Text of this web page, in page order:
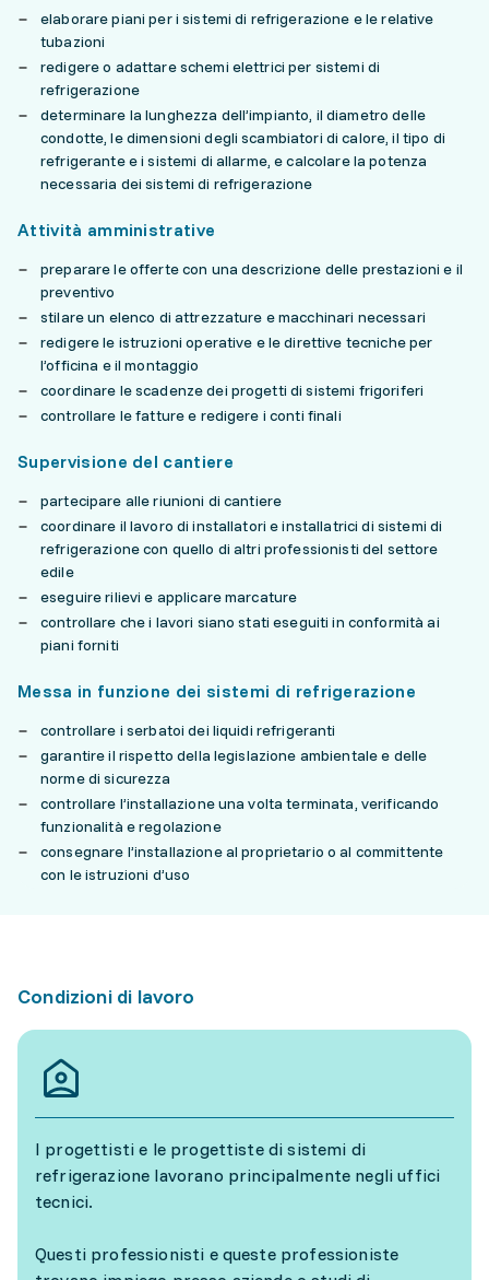
elaborare piani per i sistemi di refrigerazione e le relative
tubazioni
redigere o adattare schemi elettrici per sistemi di
refrigerazione
determinare la lunghezza dell’impianto, il diametro delle
condotte, le dimensioni degli scambiatori di calore, il tipo di
refrigerante e i sistemi di allarme, e calcolare la potenza
necessaria dei sistemi di refrigerazione
Attività amministrative
preparare le offerte con una descrizione delle prestazioni e il
preventivo
stilare un elenco di attrezzature e macchinari necessari
redigere le istruzioni operative e le direttive tecniche per
l’officina e il montaggio
coordinare le scadenze dei progetti di sistemi frigoriferi
controllare le fatture e redigere i conti finali
Supervisione del cantiere
partecipare alle riunioni di cantiere
coordinare il lavoro di installatori e installatrici di sistemi di
refrigerazione con quello di altri professionisti del settore
edile
eseguire rilievi e applicare marcature
controllare che i lavori siano stati eseguiti in conformità ai
piani forniti
Messa in funzione dei sistemi di refrigerazione
controllare i serbatoi dei liquidi refrigeranti
garantire il rispetto della legislazione ambientale e delle
norme di sicurezza
controllare l’installazione una volta terminata, verificando
funzionalità e regolazione
consegnare l’installazione al proprietario o al committente
con le istruzioni d’uso
Condizioni di lavoro
I progettisti e le progettiste di sistemi di
refrigerazione lavorano principalmente negli uffici
tecnici.
Questi professionisti e queste professioniste